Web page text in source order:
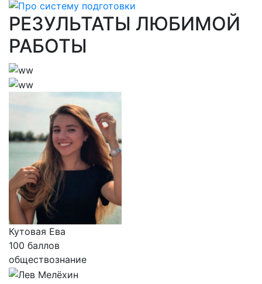
РЕЗУЛЬТАТЫ ЛЮБИМОЙ
РАБОТЫ
Кутовая Ева
100 баллов
обществознание